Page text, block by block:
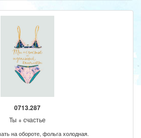
0713.287
Ты + счастье
на обороте, фольга холодная.